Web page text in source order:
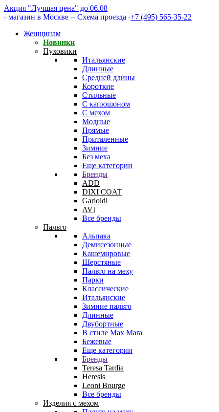
Акция "Лучшая цена" до 06.08
- магазин в Москве -- Схема проезда -+7 (495) 565-35-22
Женщинам
Новинки
Пуховики
Итальянские
Длинные
Средней длины
Короткие
Стильные
С капюшоном
С мехом
Модные
Прямые
Приталенные
Зимние
Без меха
Еще категории
Бренды
ADD
DIXI COAT
Garioldi
AVI
Все бренды
Пальто
Альпака
Демисезонные
Кашемировые
Шерстяные
Пальто на меху
Парки
Классические
Итальянские
Зимние пальто
Длинные
Двубортные
В стиле Max Mara
Бежевые
Еще категории
Бренды
Teresa Tardia
Heresis
Leoni Bourge
Все бренды
Изделия с мехом